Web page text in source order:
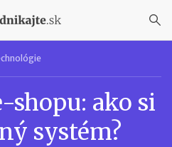
shopu: ako si
systém?